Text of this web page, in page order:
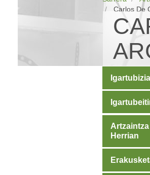
Carlos De
Igartubizia
Artzaintza
Herrian